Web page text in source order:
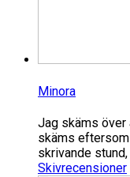
Minora
Jag skäms över
skäms
skrivande stund,
Skivrecensioner